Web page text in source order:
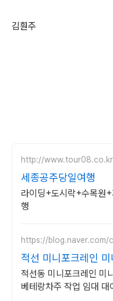
김훤주
http://www.tour08.co.kr
세종공주당일여행
라이딩+도시락+수목원
행
https://blog.naver.com/
적선 미니포크레인 미
적선동 미니포크레인 미
베테랑차주 작업 임대